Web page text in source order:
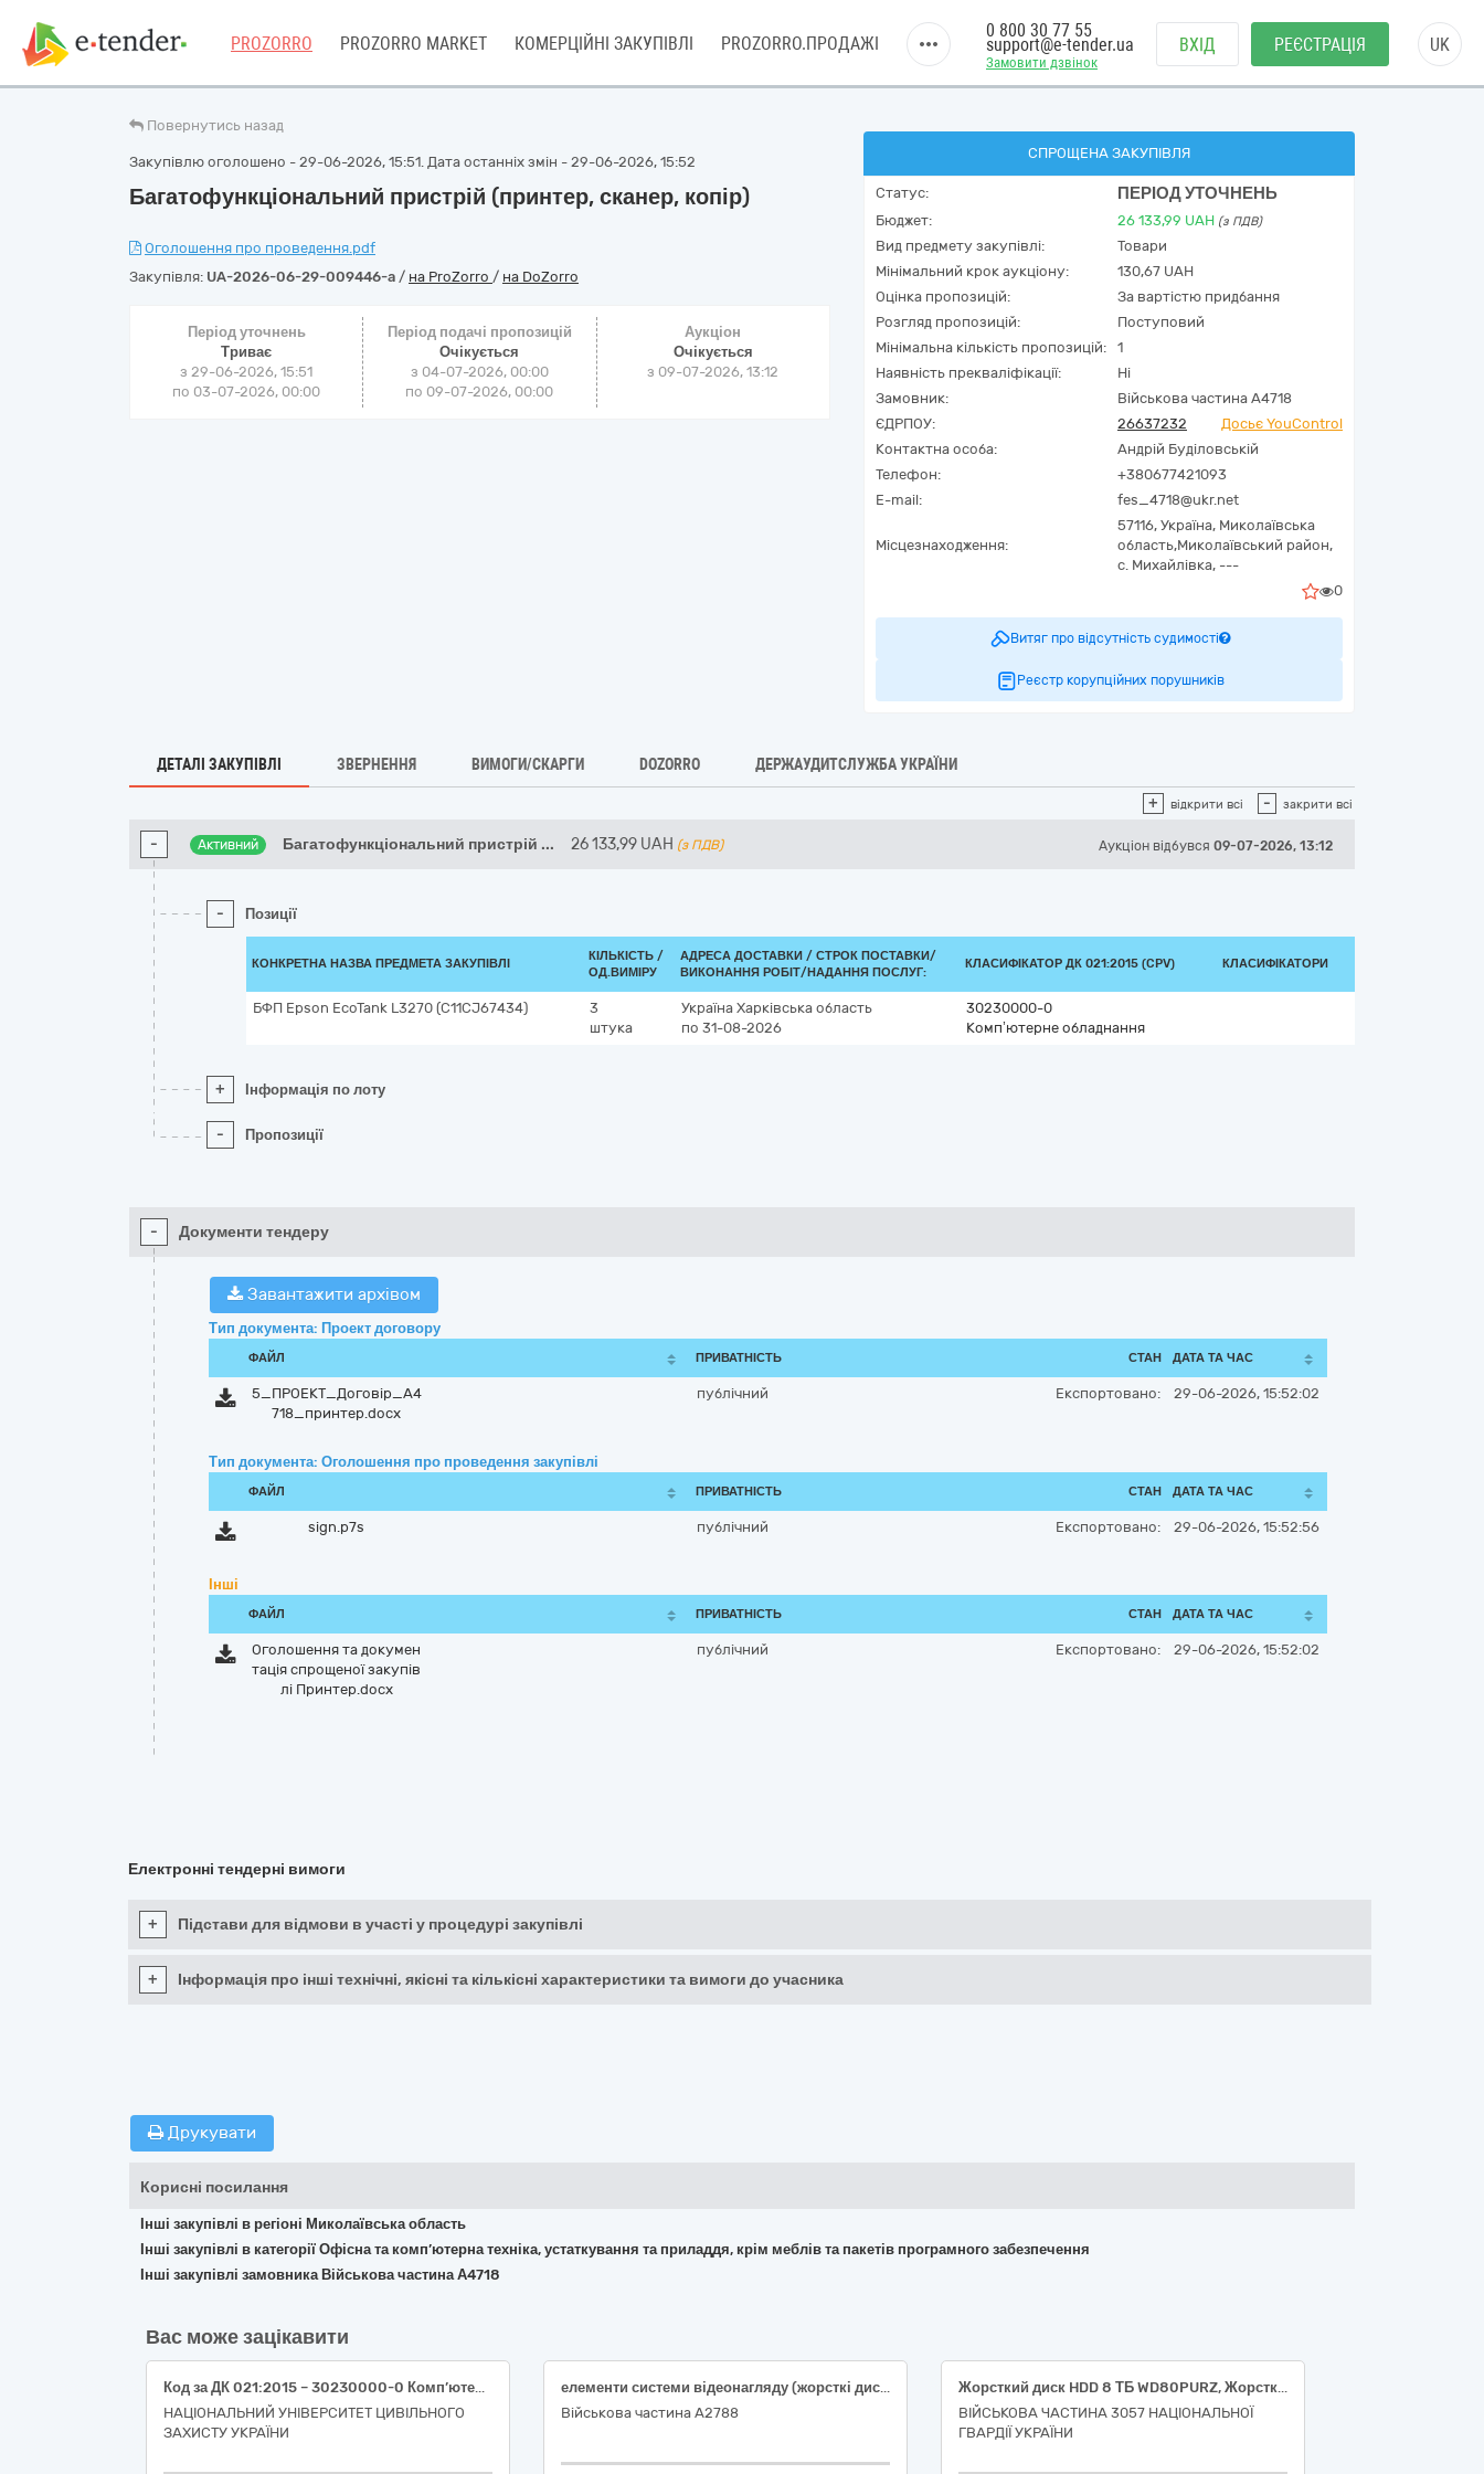
PROZORRO PROZORRO MARKET КОМЕРЦІЙНІ ЗАКУПІВЛІ PROZORRO.ПРОДАЖІ
Замовити дзвінок
0 800 30 77 55
support@e-tender.ua ВХІД РЕЄСТРАЦІЯ UK
Повернутись назад
Закупівлю оголошено - 29-06-2026, 15:51. Дата останніх змін - 29-06-2026, 15:52
Багатофункціональний пристрій (принтер, сканер, копір)
Оголошення про проведення.pdf
Закупівля: UA-2026-06-29-009446-a / на ProZorro / на DoZorro
Період уточнень
Триває
з 29-06-2026, 15:51
по 03-07-2026, 00:00
Період подачі пропозицій
Очікується
з 04-07-2026, 00:00
по 09-07-2026, 00:00
Аукціон
Очікується
з 09-07-2026, 13:12
СПРОЩЕНА ЗАКУПІВЛЯ
Статус: ПЕРІОД УТОЧНЕНЬ
Бюджет: 26 133,99 UAH (з ПДВ)
Вид предмету закупівлі:
Товари
Мінімальний крок аукціону:
130,67 UAH
Оцінка пропозицій:
За вартістю придбання
Розгляд пропозицій:
Поступовий
Мінімальна кількість пропозицій:
1
Наявність прекваліфікації:
Ні
Замовник:
Військова частина А4718
ЄДРПОУ:
26637232
Досьє YouControl
Контактна особа:
Андрій Буділовській
Телефон:
+380677421093
E-mail:
fes_4718@ukr.net
Місцезнаходження:
57116, Україна, Миколаївська
область,Миколаївський район,
с. Михайлівка, ---
0
Витяг про відсутність судимості
Реєстр корупційних порушників
ДЕТАЛІ ЗАКУПІВЛІ ЗВЕРНЕННЯ ВИМОГИ/СКАРГИ DOZORRO ДЕРЖАУДИТСЛУЖБА УКРАЇНИ
+ відкрити всі - закрити всі
- Активний Багатофункціональний пристрій ... 26 133,99 UAH (з ПДВ) Аукціон відбувся 09-07-2026, 13:12
- Позиції
КОНКРЕТНА НАЗВА ПРЕДМЕТА ЗАКУПІВЛІ
КІЛЬКІСТЬ /
ОД.ВИМІРУ
АДРЕСА ДОСТАВКИ / СТРОК ПОСТАВКИ/
ВИКОНАННЯ РОБІТ/НАДАННЯ ПОСЛУГ:
КЛАСИФІКАТОР ДК 021:2015 (CPV) КЛАСИФІКАТОРИ
БФП Epson EcoTank L3270 (C11CJ67434)
3
штука
Україна Харківська область
по 31-08-2026
30230000-0
Комп’ютерне обладнання
+ Інформація по лоту
- Пропозиції
- Документи тендеру
Завантажити архівом
Тип документа: Проект договору
ФАЙЛ ПРИВАТНІСТЬ СТАН ДАТА ТА ЧАС
5_ПРОЕКТ_Договір_А4
718_принтер.docx
публічний Експортовано: 29-06-2026, 15:52:02
Тип документа: Оголошення про проведення закупівлі
ФАЙЛ ПРИВАТНІСТЬ СТАН ДАТА ТА ЧАС
sign.p7s публічний Експортовано: 29-06-2026, 15:52:56
Інші
ФАЙЛ ПРИВАТНІСТЬ СТАН ДАТА ТА ЧАС
Оголошення та докумен
тація спрощеної закупів
лі Принтер.docx
публічний Експортовано: 29-06-2026, 15:52:02
Електронні тендерні вимоги
+ Підстави для відмови в участі у процедурі закупівлі
+ Інформація про інші технічні, якісні та кількісні характеристики та вимоги до учасника
Друкувати
Корисні посилання
Інші закупівлі в регіоні Миколаївська область
Інші закупівлі в категорії Офісна та комп’ютерна техніка, устаткування та приладдя, крім меблів та пакетів програмного забезпечення
Інші закупівлі замовника Військова частина А4718
Вас може зацікавити
Код за ДК 021:2015 – 30230000-0 Комп’ютерне обладнання (Багатофункціональний пристрій (30232150-0 Струменеві принтери))
НАЦІОНАЛЬНИЙ УНІВЕРСИТЕТ ЦИВІЛЬНОГО
ЗАХИСТУ УКРАЇНИ
елементи системи відеонагляду (жорсткі диски)
Військова частина А2788
Жорсткий диск HDD 8 ТБ WD80PURZ, Жорсткий диск 3.5 4TB WD WD43PURZ
ВІЙСЬКОВА ЧАСТИНА 3057 НАЦІОНАЛЬНОЇ
ГВАРДІЇ УКРАЇНИ